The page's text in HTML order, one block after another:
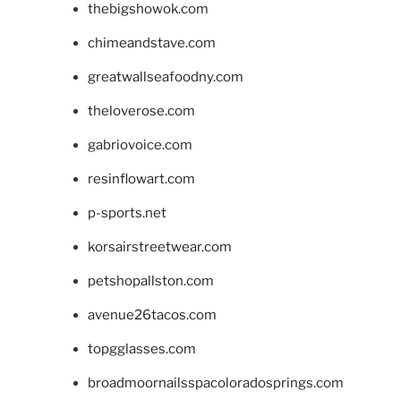
thebigshowok.com
chimeandstave.com
greatwallseafoodny.com
theloverose.com
gabriovoice.com
resinflowart.com
p-sports.net
korsairstreetwear.com
petshopallston.com
avenue26tacos.com
topgglasses.com
broadmoornailsspacoloradosprings.com